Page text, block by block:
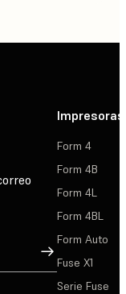
Suscribirse
Impresoras
Form 4
Form 4B
Form 4L
Form 4BL
Form Auto
Fuse X1
Serie Fuse